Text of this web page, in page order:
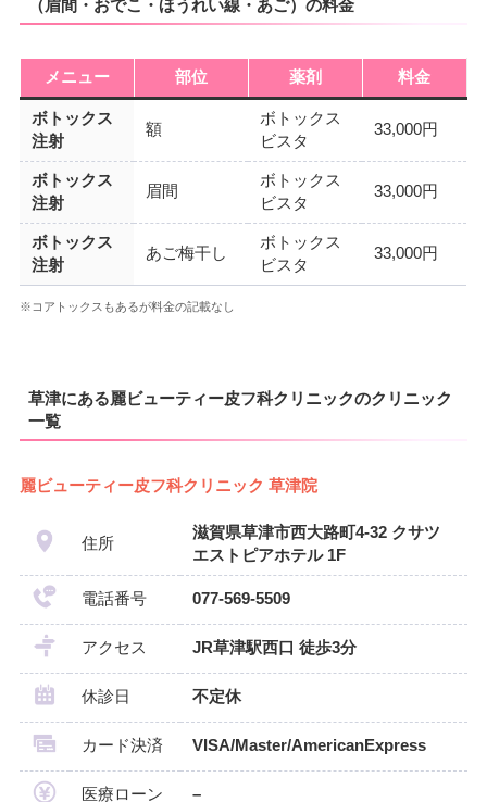
（眉間・おでこ・ほうれい線・あご）の料金
メニュー 部位 薬剤 料金
ボトックス
注射
額
ボトックス
ビスタ
33,000円
ボトックス
注射
眉間
ボトックス
ビスタ
33,000円
ボトックス
注射
あご梅干し
ボトックス
ビスタ
33,000円
※コアトックスもあるが料金の記載なし
草津にある麗ビューティー皮フ科クリニックのクリニック
一覧
麗ビューティー皮フ科クリニック 草津院
住所
滋賀県草津市西大路町4-32 クサツ
エストピアホテル 1F
電話番号 077-569-5509
アクセス JR草津駅西口 徒歩3分
休診日 不定休
カード決済 VISA/Master/AmericanExpress
医療ローン –